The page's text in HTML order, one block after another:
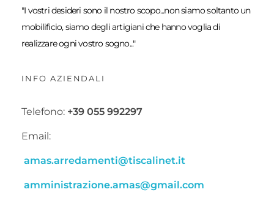
"I vostri desideri sono il nostro scopo...non siamo soltanto un
mobilificio, siamo degli artigiani che hanno voglia di
realizzare ogni vostro sogno..."
INFO AZIENDALI
Telefono: +39 055 992297
Email:
amas.arredamenti@tiscalinet.it
amministrazione.amas@gmail.com